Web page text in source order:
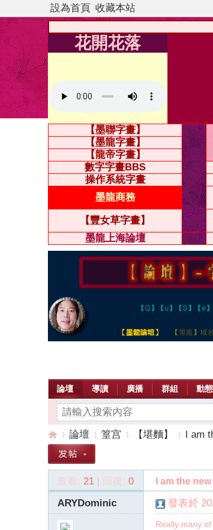
設為首頁 收藏本站
花開花落
【墨聯字畫】
【墨龍字畫】
【龍帝字畫】
數字字畫BBS
操作系統字畫
墨龍商務
【豐女草字畫】
墨龍上海論壇
論壇 導讀 廣播 群組 動態
»
論壇
›
篁宫
›
【堪麵】
›
I am
查看: 21 | 回復: 0 I am the
ARYDominic
發表於
Really many